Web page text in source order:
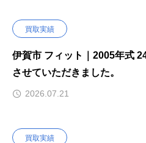
買取実績
伊賀市 フィット｜2005年式 24万キロ走行の解体車買取
させていただきました。
2026.07.21
買取実績